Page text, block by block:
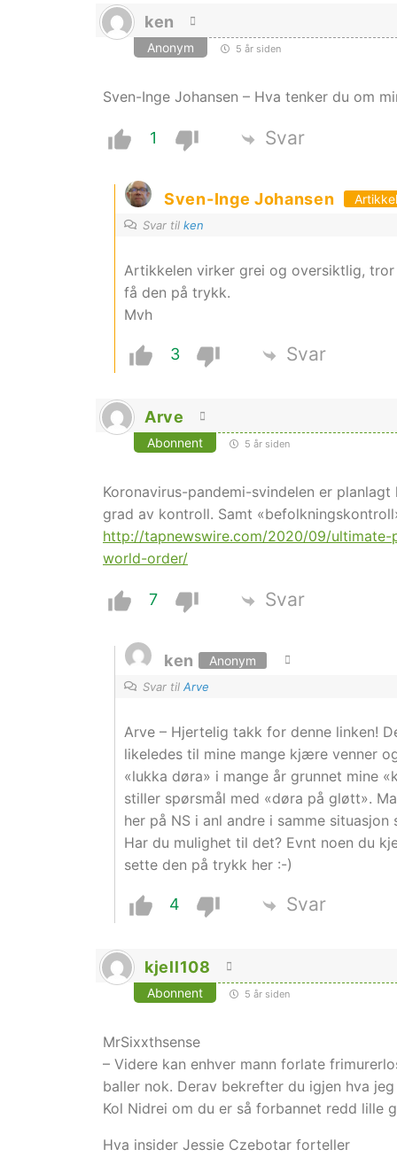
ken
Anonym 5 år siden
Sven-Inge Johansen – Hva tenker du om
1 Svar
Sven-Inge Johansen
Svar til ken
Artikkelen virker grei og oversiktlig,
få den på trykk.
Mvh
3 Svar
Arve
Abonnent 5 år siden
Koronavirus-pandemi-svindelen er
grad av kontroll. Samt
http://tapnewswire.com/2020/09/
world-order/
7 Svar
ken Anonym
Svar til Arve
Arve – Hjertelig takk for denne linken!
likeledes til mine mange kjære venner
«lukka døra» i mange år grunnet mine
stiller spørsmål med «døra på gløtt».
her på NS i anl andre i samme
Har du mulighet til det? Evnt noen du
sette den på trykk her :-)
4 Svar
kjell108
Abonnent 5 år siden
MrSixxthsense
– Videre kan enhver mann forlate
baller nok. Derav bekrefter du igjen hva
Kol Nidrei om du er så forbannet redd lille
Hva insider Jessie Czebotar forteller